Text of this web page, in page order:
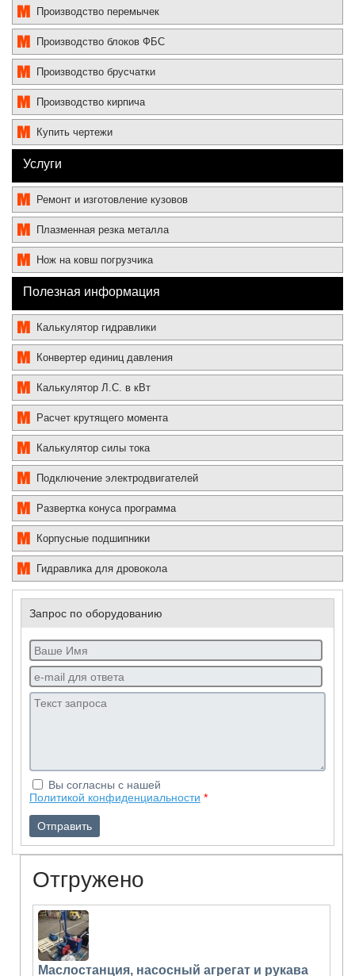
Производство перемычек
Производство блоков ФБС
Производство брусчатки
Производство кирпича
Купить чертежи
Услуги
Ремонт и изготовление кузовов
Плазменная резка металла
Нож на ковш погрузчика
Полезная информация
Калькулятор гидравлики
Конвертер единиц давления
Калькулятор Л.С. в кВт
Расчет крутящего момента
Калькулятор силы тока
Подключение электродвигателей
Развертка конуса программа
Корпусные подшипники
Гидравлика для дровокола
Запрос по оборудованию
Вы согласны с нашей
Политикой конфиденциальности *
Отгружено
Маслостанция, насосный агрегат и рукава